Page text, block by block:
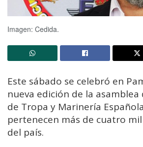
Imagen: Cedida.
Este sábado se celebró en
nueva edición de la asamblea
de Tropa y Marinería
pertenecen más de cuatro
del país.